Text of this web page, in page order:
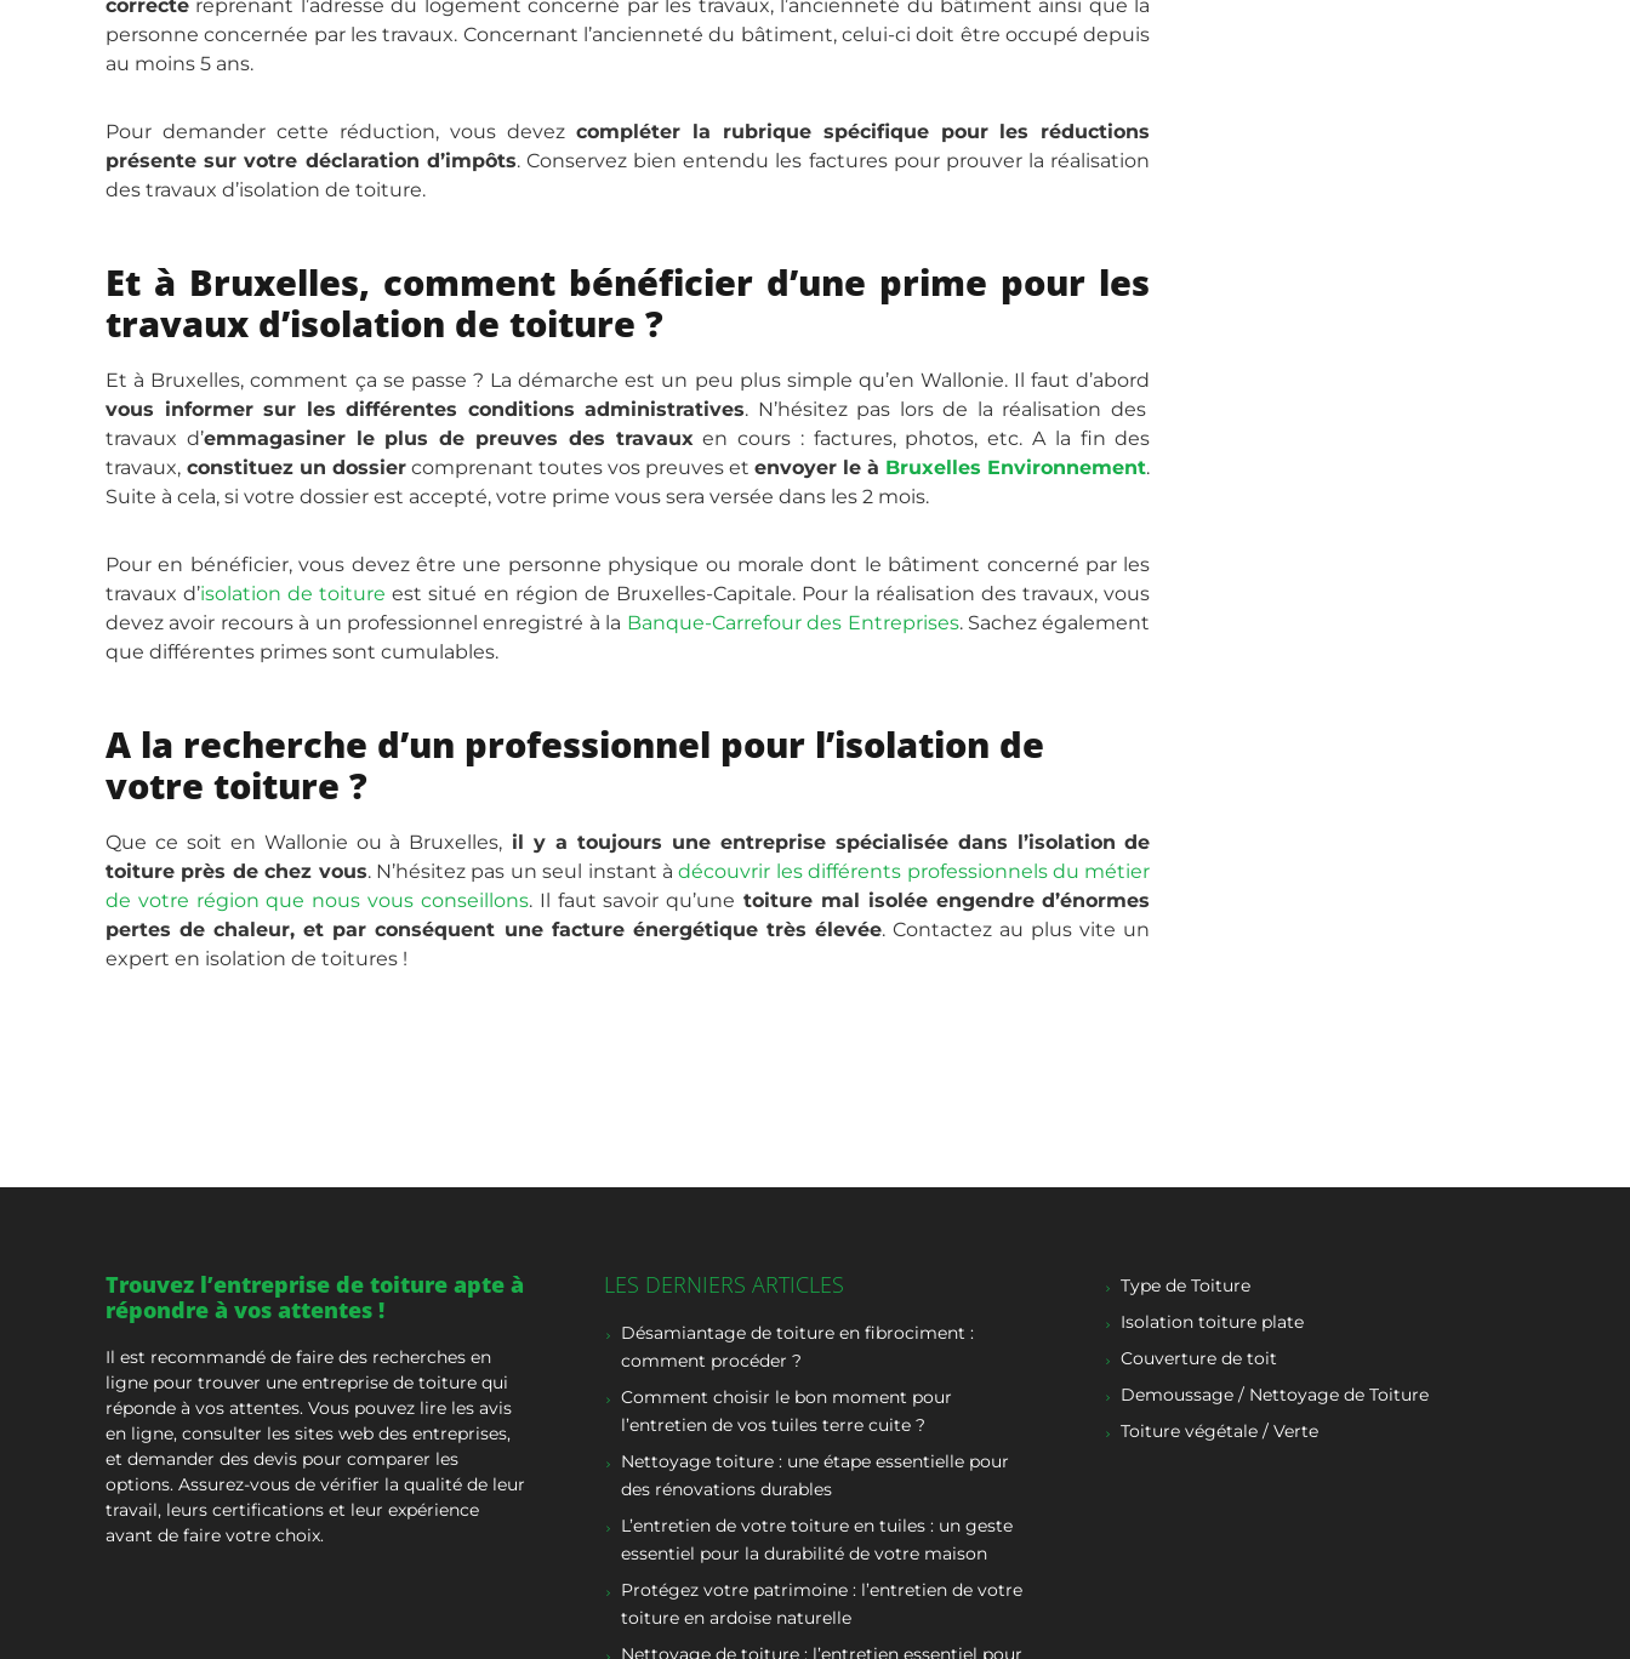
correcte reprenant l’adresse du logement concerné par les travaux, l’ancienneté du bâtiment ainsi que la
personne concernée par les travaux. Concernant l’ancienneté du bâtiment, celui-ci doit être occupé depuis
au moins 5 ans.
Pour demander cette réduction, vous devez compléter la rubrique spécifique pour les réductions
présente sur votre déclaration d’impôts. Conservez bien entendu les factures pour prouver la réalisation
des travaux d’isolation de toiture.
Et à Bruxelles, comment bénéficier d’une prime pour les
travaux d’isolation de toiture ?
Et à Bruxelles, comment ça se passe ? La démarche est un peu plus simple qu’en Wallonie. Il faut d’abord
vous informer sur les différentes conditions administratives. N’hésitez pas lors de la réalisation des
travaux d’emmagasiner le plus de preuves des travauxen cours : factures, photos, etc. A la fin des
travaux, constituez un dossier comprenant toutes vos preuves etenvoyer le à Bruxelles Environnement.
Suite à cela, si votre dossier est accepté, votre prime vous sera versée dans les 2 mois.
Pour en bénéficier, vous devez être une personne physique ou morale dont le bâtiment concerné par les
travaux d’isolation de toiture est situé en région de Bruxelles-Capitale. Pour la réalisation des travaux, vous
devez avoir recours à un professionnel enregistré à la Banque-Carrefour des Entreprises. Sachez également
que différentes primes sont cumulables.
A la recherche d’un professionnel pour l’isolation de
votre toiture ?
Que ce soit en Wallonie ou à Bruxelles, il y a toujours une entreprise spécialisée dans l’isolation de
toiture près de chez vous. N’hésitez pas un seul instant àdécouvrir les différents professionnels du métier
de votre région que nous vous conseillons. Il faut savoir qu’une toiture mal isolée engendre d’énormes
pertes de chaleur, et par conséquent une facture énergétique très élevée. Contactez au plus vite un
expert en isolation de toitures !
Trouvez l’entreprise de toiture apte à
répondre à vos attentes !
Il est recommandé de faire des recherches en
ligne pour trouver une entreprise de toiture qui
réponde à vos attentes. Vous pouvez lire les avis
en ligne, consulter les sites web des entreprises,
et demander des devis pour comparer les
options. Assurez-vous de vérifier la qualité de leur
travail, leurs certifications et leur expérience
avant de faire votre choix.
LES DERNIERS ARTICLES
Désamiantage de toiture en fibrociment :
comment procéder ?
Comment choisir le bon moment pour
l’entretien de vos tuiles terre cuite ?
Nettoyage toiture : une étape essentielle pour
des rénovations durables
L’entretien de votre toiture en tuiles : un geste
essentiel pour la durabilité de votre maison
Protégez votre patrimoine : l’entretien de votre
toiture en ardoise naturelle
Nettoyage de toiture : l’entretien essentiel pour
Type de Toiture
Isolation toiture plate
Couverture de toit
Demoussage / Nettoyage de Toiture
Toiture végétale / Verte